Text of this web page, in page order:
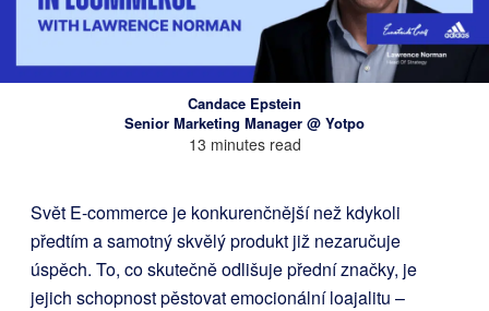
Candace Epstein
Senior Marketing Manager @ Yotpo
13 minutes read
Svět E-commerce je konkurenčnější než kdykoli
předtím a samotný skvělý produkt již nezaručuje
úspěch. To, co skutečně odlišuje přední značky, je
jejich schopnost pěstovat emocionální loajalitu –